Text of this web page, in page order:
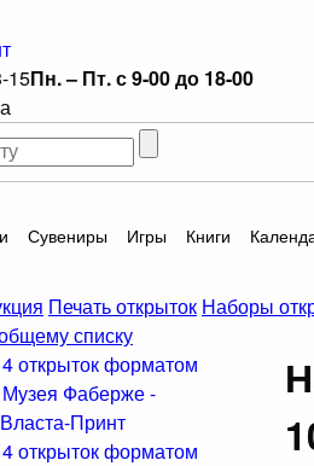
15Пн. – Пт. с 9-00 до 18-00
Сувениры Игры Книги
Печать открыток Наборы
списку